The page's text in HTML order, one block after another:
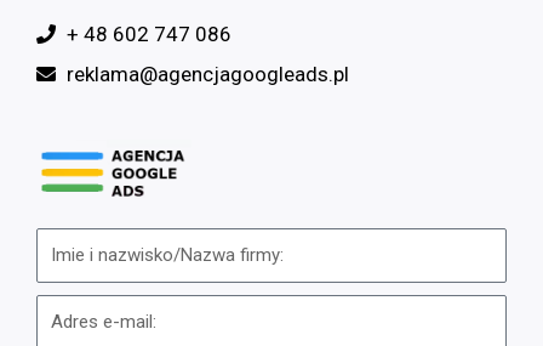
+ 48 602 747 086
reklama@agencjagoogleads.pl